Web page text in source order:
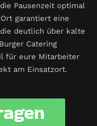
Pausenzeit optimal
garantiert eine
deutlich über kalte
Catering
für eure Mitarbeiter
am Einsatzort.